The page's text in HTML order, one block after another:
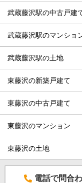
武蔵藤沢駅の中古戸建
武蔵藤沢駅のマンショ
武蔵藤沢駅の土地
東藤沢の新築戸建て
東藤沢の中古戸建て
東藤沢のマンション
東藤沢の土地
電話で問合